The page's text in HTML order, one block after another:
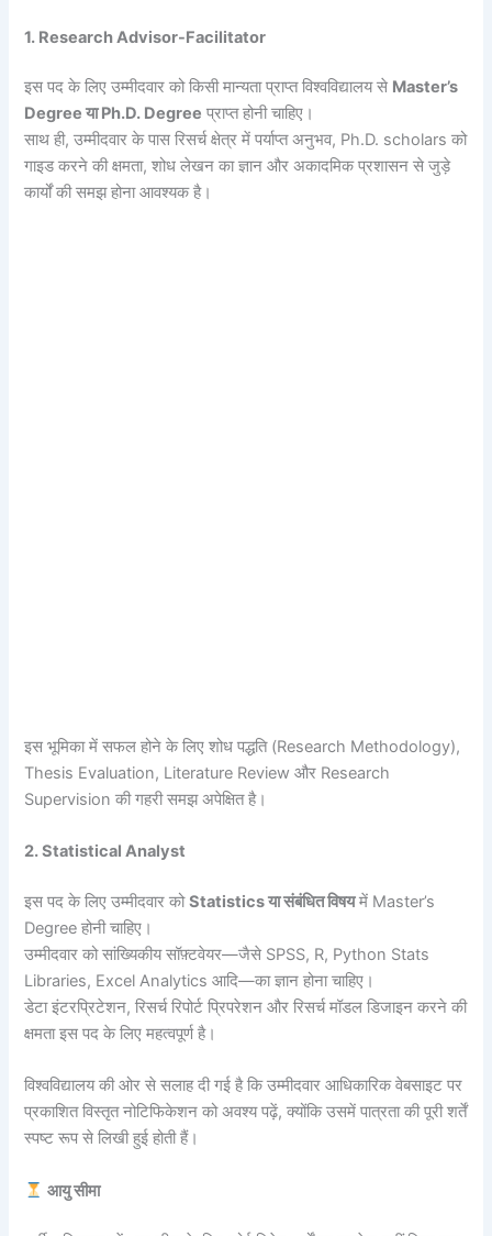
1. Research Advisor-Facilitator
इस पद के लिए उम्मीदवार को किसी मान्यता प्राप्त विश्वविद्यालय से Master’s
Degree या Ph.D. Degree प्राप्त होनी चाहिए।
साथ ही, उम्मीदवार के पास रिसर्च क्षेत्र में पर्याप्त अनुभव, Ph.D. scholars को
गाइड करने की क्षमता, शोध लेखन का ज्ञान और अकादमिक प्रशासन से जुड़े
कार्यों की समझ होना आवश्यक है।
इस भूमिका में सफल होने के लिए शोध पद्धति (Research Methodology),
Thesis Evaluation, Literature Review और Research
Supervision की गहरी समझ अपेक्षित है।
2. Statistical Analyst
इस पद के लिए उम्मीदवार कोStatistics या संबंधित विषयमें Master’s
Degree होनी चाहिए।
उम्मीदवार को सांख्यिकीय सॉफ़्टवेयर—जैसे SPSS, R, Python Stats
Libraries, Excel Analytics आदि—का ज्ञान होना चाहिए।
डेटा इंटरप्रिटेशन, रिसर्च रिपोर्ट प्रिपरेशन और रिसर्च मॉडल डिजाइन करने की
क्षमता इस पद के लिए महत्वपूर्ण है।
विश्वविद्यालय की ओर से सलाह दी गई है कि उम्मीदवार आधिकारिक वेबसाइट पर
प्रकाशित विस्तृत नोटिफिकेशन को अवश्य पढ़ें, क्योंकि उसमें पात्रता की पूरी शर्तें
स्पष्ट रूप से लिखी हुई होती हैं।
आयु सीमा